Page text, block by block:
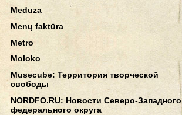
Meduza
Menų faktūra
Metro
Moloko
Musecube: Территория творческой
свободы
NORDFO.RU: Новости Северо-Западного
федерального округа